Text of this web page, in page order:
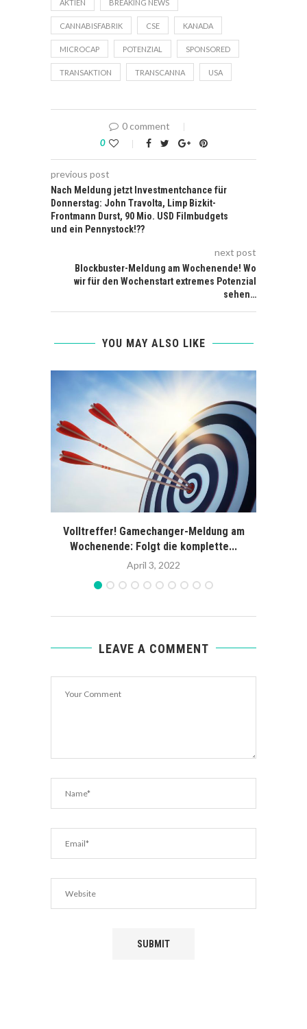
AKTIEN BREAKING NEWS
CANNABISFABRIK CSE KANADA
MICROCAP POTENZIAL SPONSORED
TRANSAKTION TRANSCANNA USA
0 comment
0
previous post
Nach Meldung jetzt Investmentchance für
Donnerstag: John Travolta, Limp Bizkit-
Frontmann Durst, 90 Mio. USD Filmbudgets
und ein Pennystock!??
next post
Blockbuster-Meldung am Wochenende! Wo
wir für den Wochenstart extremes Potenzial
sehen…
YOU MAY ALSO LIKE
Volltreffer! Gamechanger-Meldung am
Wochenende: Folgt die komplette...
April 3, 2022
LEAVE A COMMENT